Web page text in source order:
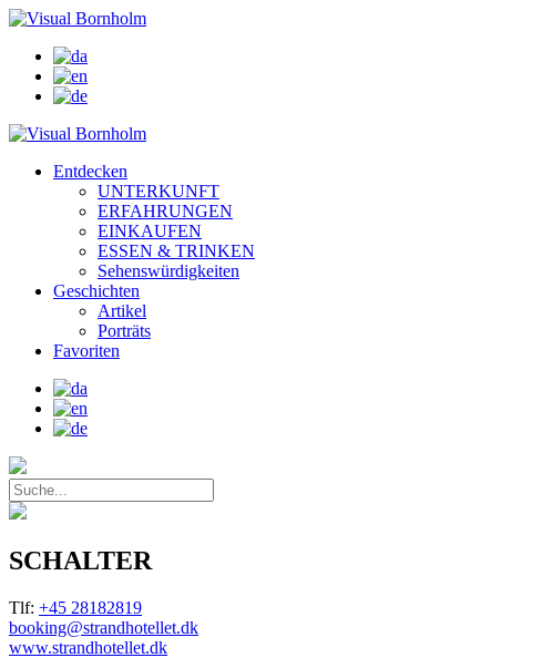
Entdecken
UNTERKUNFT
ERFAHRUNGEN
EINKAUFEN
ESSEN & TRINKEN
Sehenswürdigkeiten
Geschichten
Artikel
Porträts
Favoriten
SCHALTER
Tlf: +45 28182819
booking@strandhotellet.dk
www.strandhotellet.dk